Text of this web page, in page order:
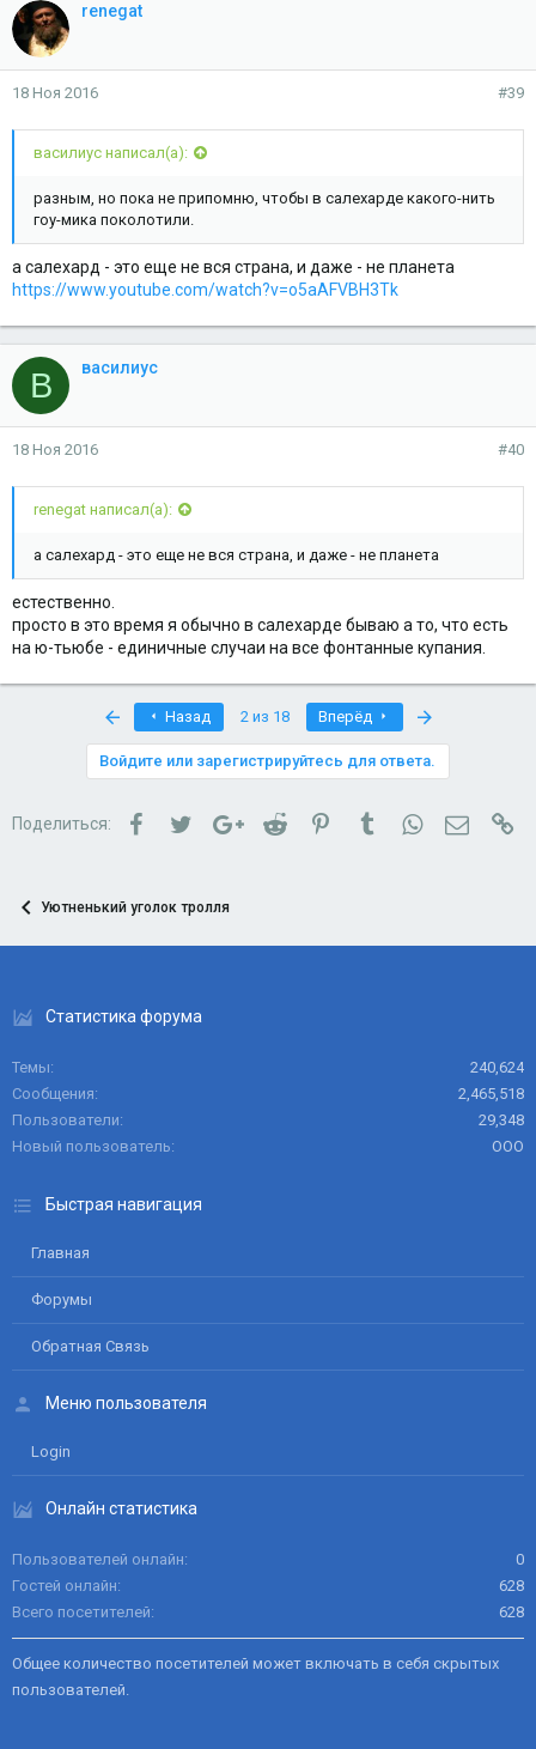
renegat
18 Ноя 2016 #39
василиус написал(а):
разным, но пока не припомню, чтобы в салехарде какого-нить
гоу-мика поколотили.
а салехард - это еще не вся страна, и даже - не планета
https://www.youtube.com/watch?v=o5aAFVBH3Tk
В василиус
18 Ноя 2016 #40
renegat написал(а):
а салехард - это еще не вся страна, и даже - не планета
естественно.
просто в это время я обычно в салехарде бываю а то, что есть
на ю-тьюбе - единичные случаи на все фонтанные купания.
Назад 2 из 18 Вперёд
Войдите или зарегистрируйтесь для ответа.
Поделиться: FacebookTwitterGoogle+Reddit PinterestTumblrWhatsApp
Уютненький уголок тролля
Статистика форума
Темы
240,624
Сообщения
2,465,518
Пользователи
29,348
Новый пользователь
ООО
Быстрая навигация
Главная
Форумы
Обратная Связь
Меню пользователя
Login
Онлайн статистика
Пользователей онлайн
0
Гостей онлайн
628
Всего посетителей
628
Общее количество посетителей может включать в себя скрытых
пользователей.